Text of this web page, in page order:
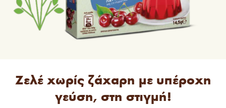
Ζελέ χωρίς ζάχαρη με υπέροχη
γεύση, στη στιγμή!